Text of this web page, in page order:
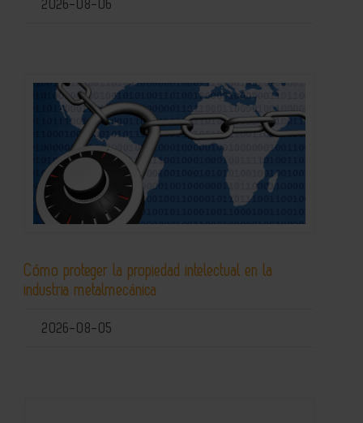
2026-08-06
Cómo proteger la propiedad intelectual en la
industria metalmecánica
2026-08-05